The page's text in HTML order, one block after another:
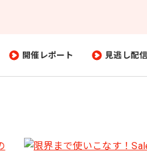
不動産業界
開催レポート 見逃し配信